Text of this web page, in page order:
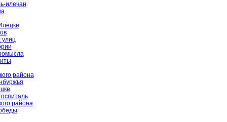
илечан
района
района